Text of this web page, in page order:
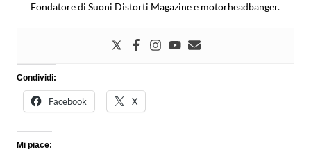
Fondatore di Suoni Distorti Magazine e motorheadbanger.
Condividi:
Facebook X
Mi piace: